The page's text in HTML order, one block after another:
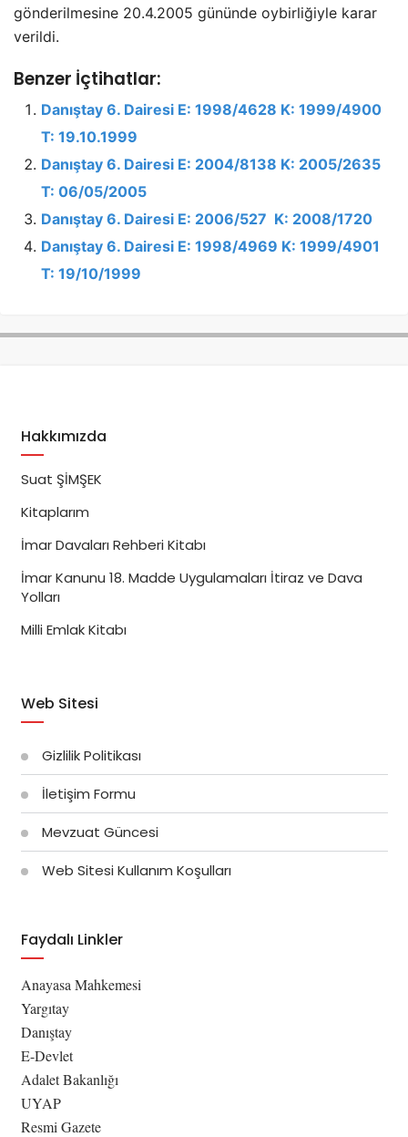
gönderilmesine 20.4.2005 gününde oybirliğiyle karar
verildi.
Benzer İçtihatlar:
Danıştay 6. Dairesi E: 1998/4628 K: 1999/4900
T: 19.10.1999
Danıştay 6. Dairesi E: 2004/8138 K: 2005/2635
T: 06/05/2005
Danıştay 6. Dairesi E: 2006/527 K: 2008/1720
Danıştay 6. Dairesi E: 1998/4969 K: 1999/4901
T: 19/10/1999
Hakkımızda
Suat ŞİMŞEK
Kitaplarım
İmar Davaları Rehberi Kitabı
İmar Kanunu 18. Madde Uygulamaları İtiraz ve Dava
Yolları
Milli Emlak Kitabı
Web Sitesi
Gizlilik Politikası
İletişim Formu
Mevzuat Güncesi
Web Sitesi Kullanım Koşulları
Faydalı Linkler
Anayasa Mahkemesi
Yargıtay
Danıştay
E-Devlet
Adalet Bakanlığı
UYAP
Resmi Gazete